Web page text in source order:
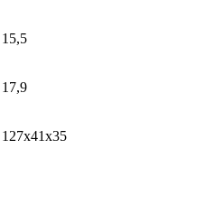
15,5
17,9
127x41x35